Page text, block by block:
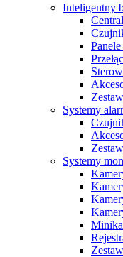
Inteligentny
Systemy
Systemy